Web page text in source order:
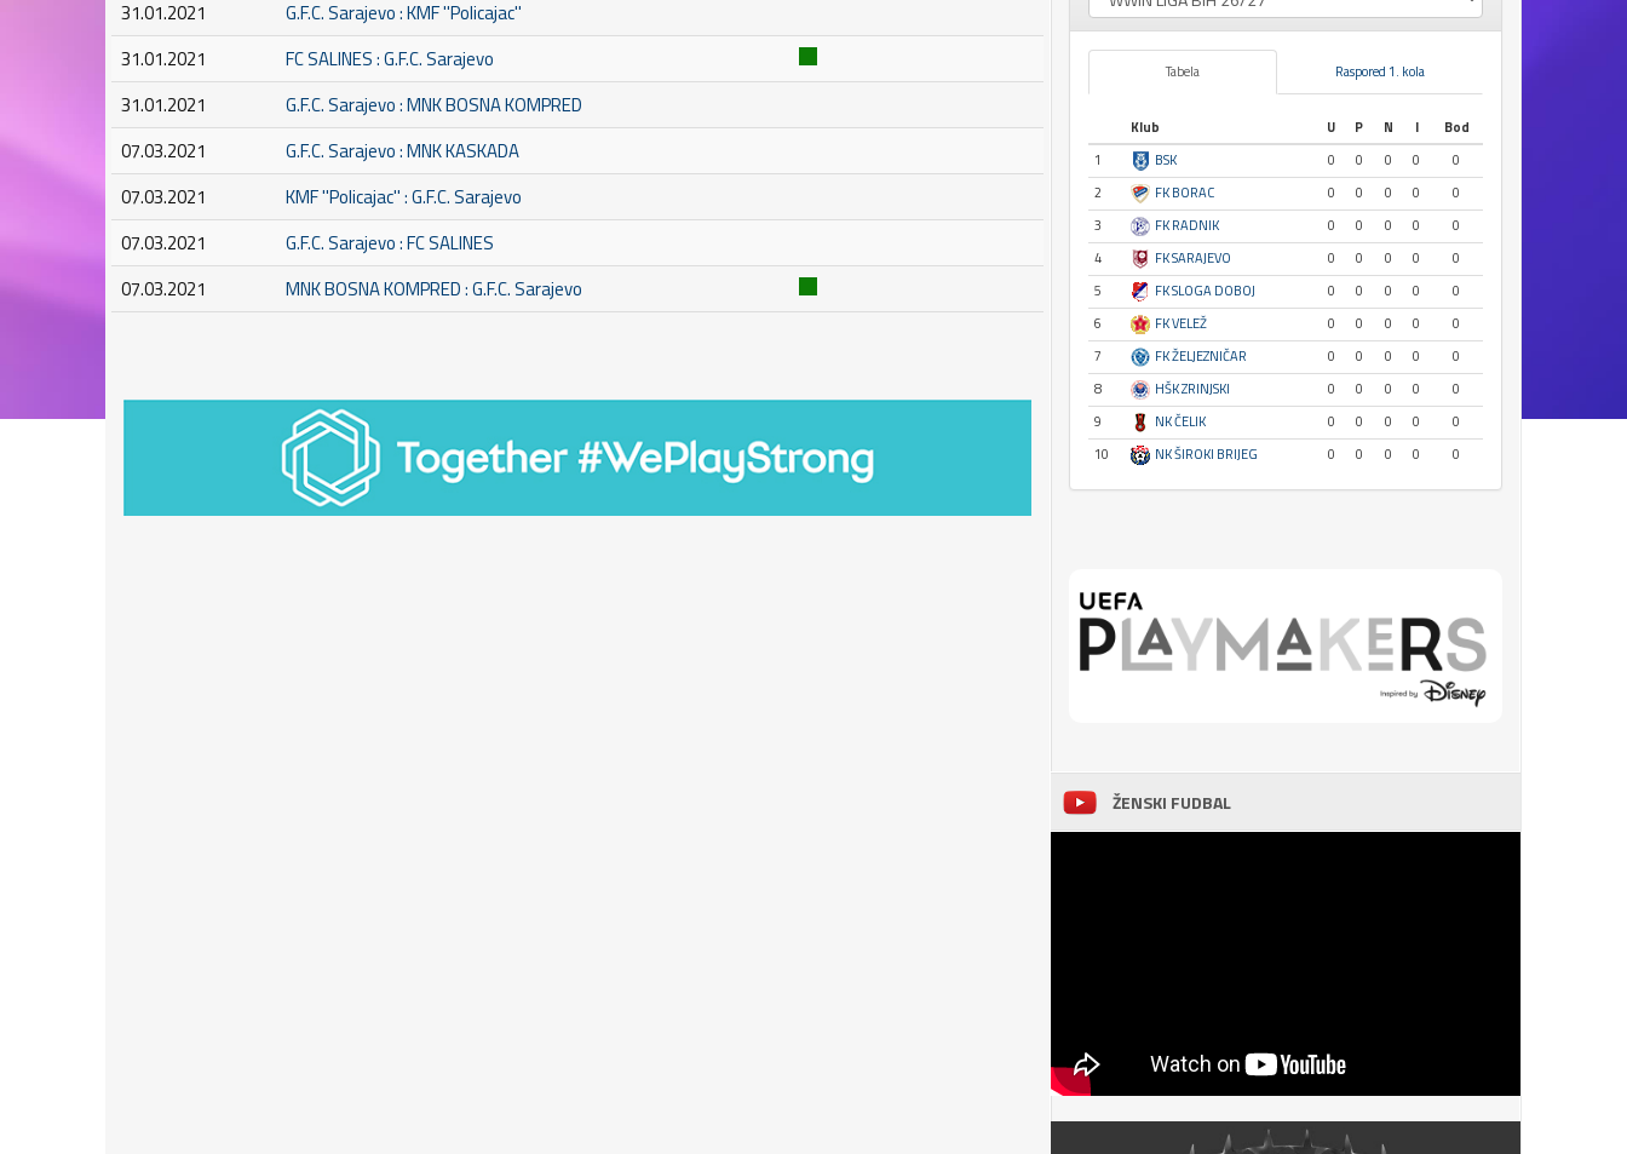
31.01.2021
G.F.C. Sarajevo : KMF ''Policajac''
31.01.2021
FC SALINES : G.F.C. Sarajevo
31.01.2021
G.F.C. Sarajevo : MNK BOSNA KOMPRED
07.03.2021
G.F.C. Sarajevo : MNK KASKADA
07.03.2021
KMF ''Policajac'' : G.F.C. Sarajevo
07.03.2021
G.F.C. Sarajevo : FC SALINES
07.03.2021
MNK BOSNA KOMPRED : G.F.C. Sarajevo
Tabela Raspored 1. kola
Klub U P N I
Bod
1
BSK 0 0 0 0
0
2
FK BORAC 0 0 0 0
0
3
FK RADNIK 0 0 0 0
0
4
FK SARAJEVO 0 0 0 0
0
5
FK SLOGA DOBOJ 0 0 0 0
0
6
FK VELEŽ 0 0 0 0
0
7
FK ŽELJEZNIČAR 0 0 0 0
0
8
HŠK ZRINJSKI 0 0 0 0
0
9
NK ČELIK 0 0 0 0
0
10
NK ŠIROKI BRIJEG 0 0 0 0 0
ŽENSKI FUDBAL